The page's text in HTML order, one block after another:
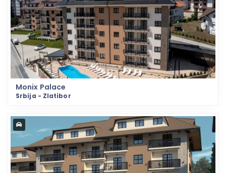
Monix Palace
Srbija - Zlatibor